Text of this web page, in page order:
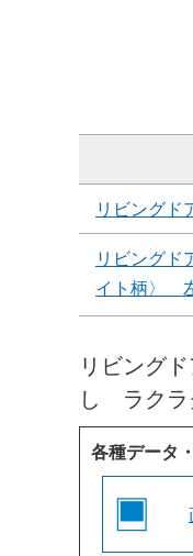
リビング
リビング
イト柄〉
リビング
し ラクラ
各種データ